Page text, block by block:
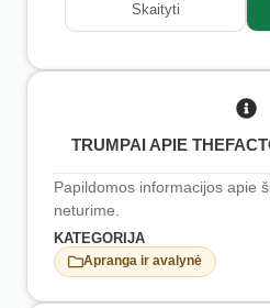
Skaityti
TRUMPAI APIE
Papildomos informacijos apie
neturime.
KATEGORIJA
Apranga ir avalynė